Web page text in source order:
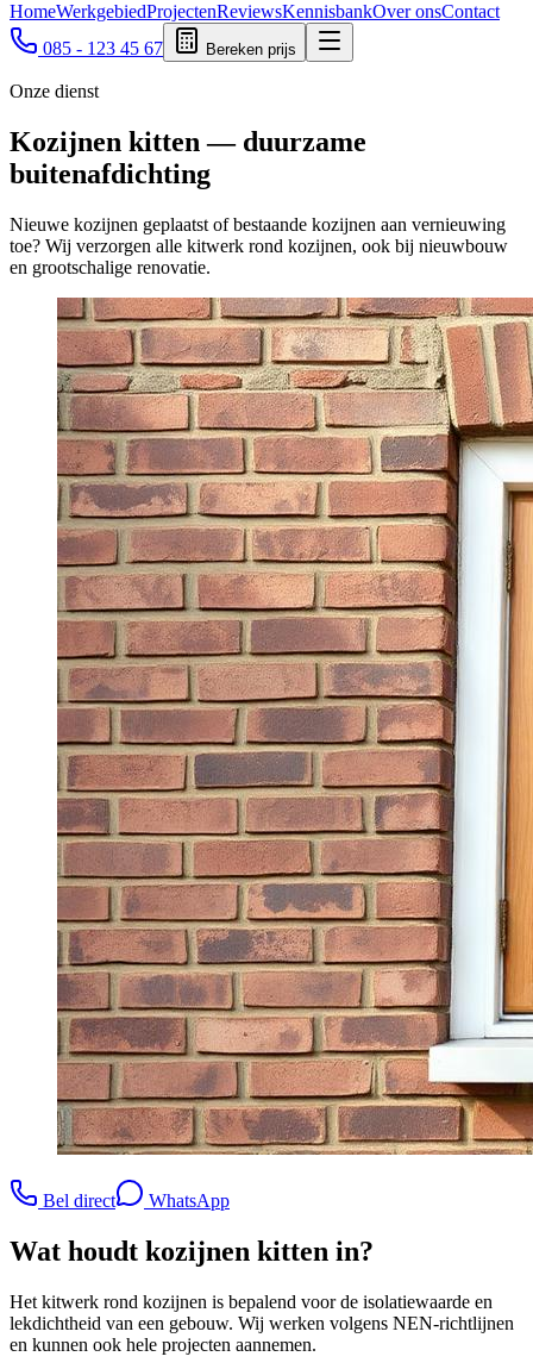
HomeWerkgebiedProjectenReviewsKennisbankOver onsContact
085 - 123 45 67
Bereken prijs
Onze dienst
Kozijnen kitten — duurzame
buitenafdichting
Nieuwe kozijnen geplaatst of bestaande kozijnen aan vernieuwing
toe? Wij verzorgen alle kitwerk rond kozijnen, ook bij nieuwbouw
en grootschalige renovatie.
Bel direct WhatsApp
Wat houdt kozijnen kitten in?
Het kitwerk rond kozijnen is bepalend voor de isolatiewaarde en
lekdichtheid van een gebouw. Wij werken volgens NEN-richtlijnen
en kunnen ook hele projecten aannemen.